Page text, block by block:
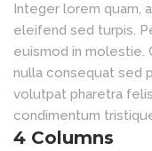
Integer lorem quam,
eleifend sed turpis.
euismod in molestie.
nulla consequat sed
volutpat pharetra
condimentum
4 Columns